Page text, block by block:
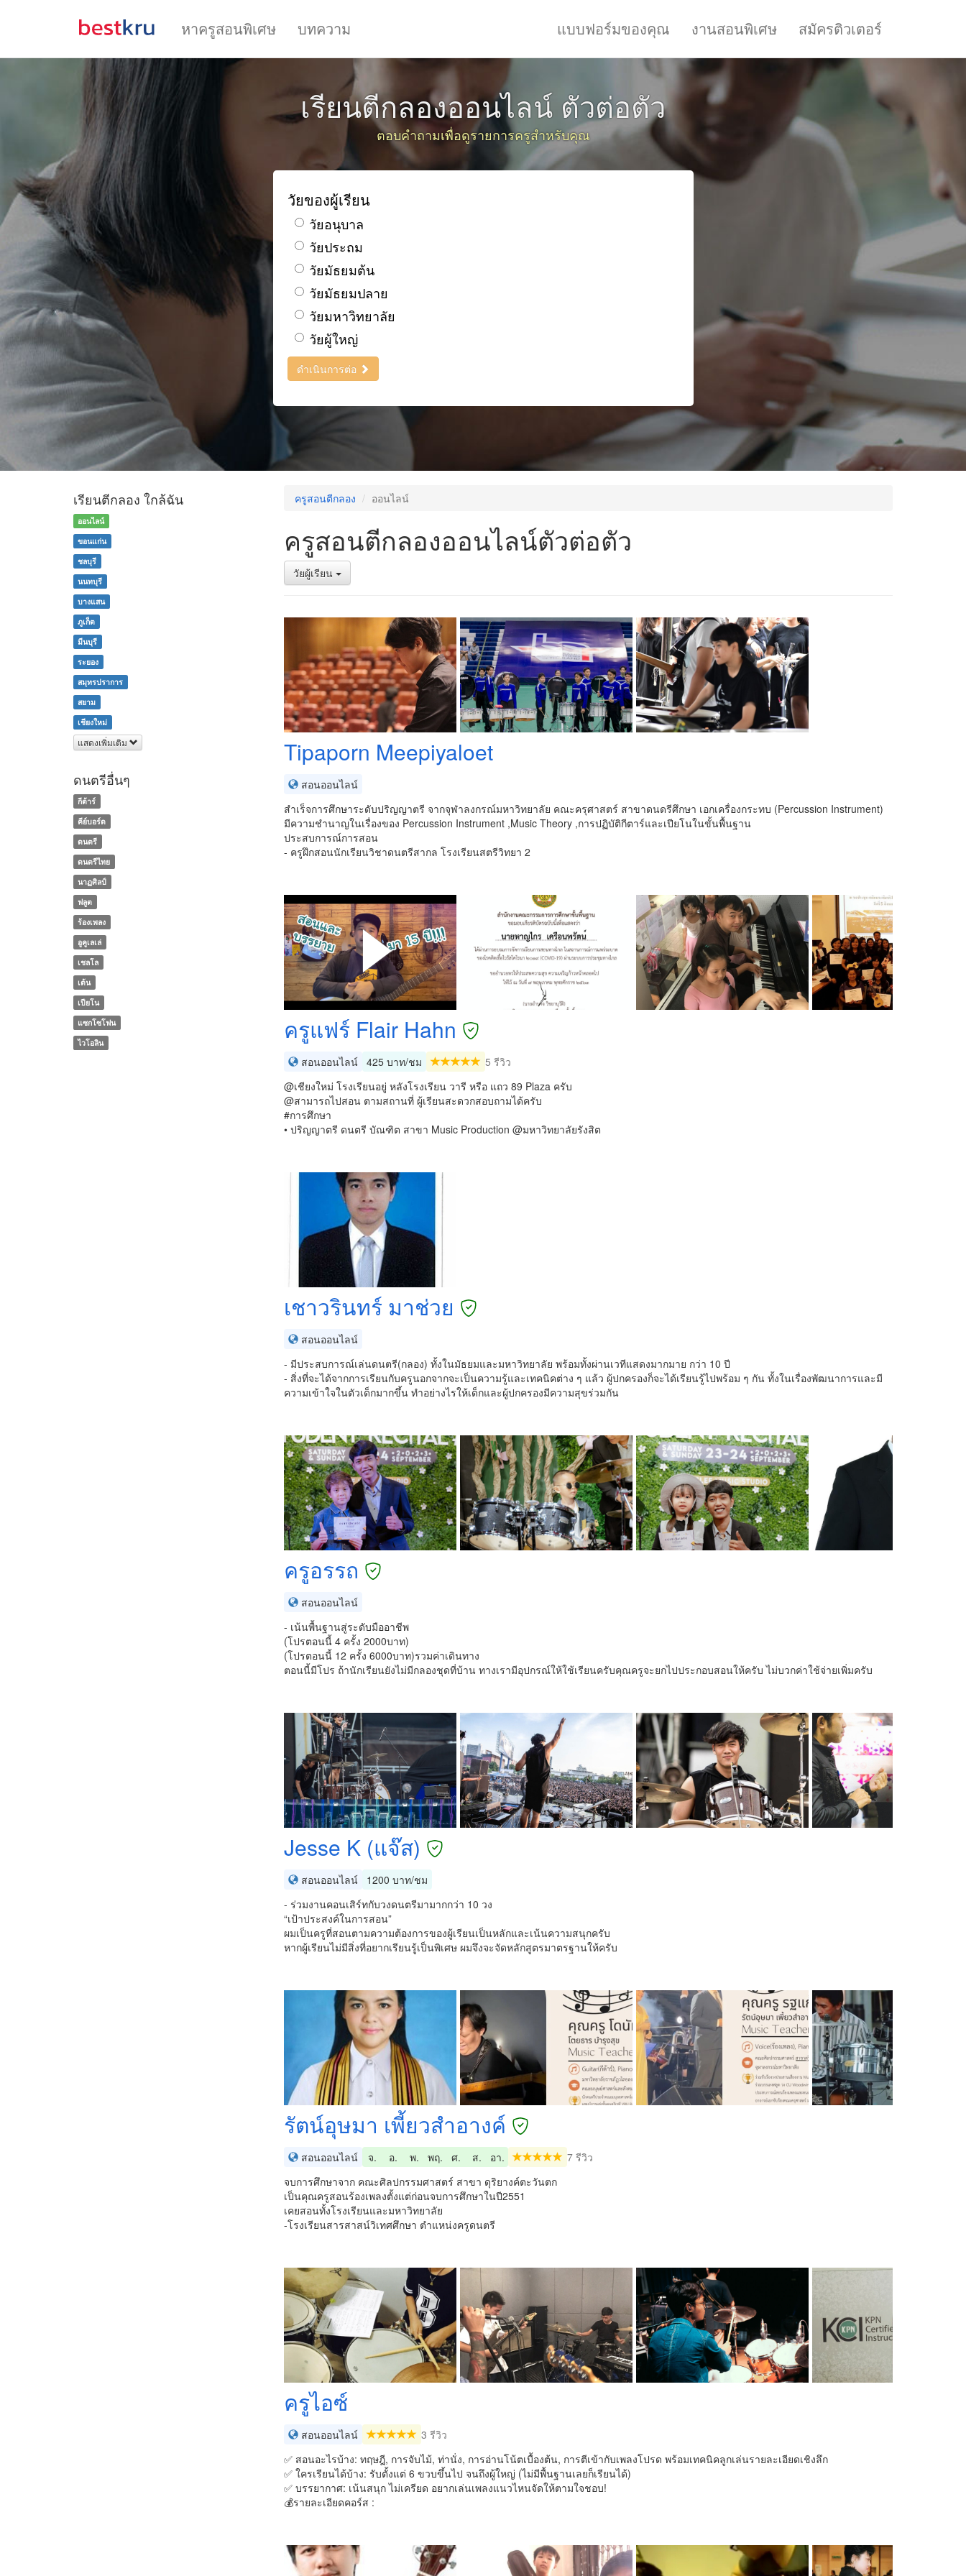
หาครูสอนพิเศษ บทความ แบบฟอร์มของคุณ งานสอนพิเศษ สมัครติวเตอร์
เรียนตีกลองออนไลน์ ตัวต่อตัว
ตอบคำถามเพื่อดูรายการครูสำหรับคุณ
วัยของผู้เรียน
วัยอนุบาล
วัยประถม
วัยมัธยมต้น
วัยมัธยมปลาย
วัยมหาวิทยาลัย
วัยผู้ใหญ่
ดำเนินการต่อ
ครูสอนตีกลอง ออนไลน์
ครูสอนตีกลองออนไลน์ตัวต่อตัว
วัยผู้เรียน
Tipaporn Meepiyaloet
สอนออนไลน์
สำเร็จการศึกษาระดับปริญญาตรี จากจุฬาลงกรณ์มหาวิทยาลัย คณะครุศาสตร์ สาขาดนดรีศึกษา เอกเครื่องกระทบ (Percussion Instrument)
มีความชำนาญในเรื่องของ Percussion Instrument ,Music Theory ,การปฏิบัติกีตาร์และเปียโนในขั้นพื้นฐาน
ประสบการณ์การสอน
- ครูฝึกสอนนักเรียนวิชาดนตรีสากล โรงเรียนสตรีวิทยา 2
ครูแฟร์ Flair Hahn
สอนออนไลน์ 425 บาท/ชม
5 รีวิว
@เชียงใหม่ โรงเรียนอยู่ หลังโรงเรียน วารี หรือ แถว 89 Plaza ครับ
@สามารถไปสอน ตามสถานที่ ผู้เรียนสะดวกสอบถามได้ครับ
#การศึกษา
• ปริญญาตรี ดนตรี บัณฑิต สาขา Music Production @มหาวิทยาลัยรังสิต
เชาวรินทร์ มาช่วย
สอนออนไลน์
- มีประสบการณ์เล่นดนตรี(กลอง) ทั้งในมัธยมและมหาวิทยาลัย พร้อมทั้งผ่านเวทีแสดงมากมาย กว่า 10 ปี
- สิ่งที่จะได้จากการเรียนกับครูนอกจากจะเป็นความรู้และเทคนิคต่าง ๆ แล้ว ผู้ปกครองก็จะได้เรียนรู้ไปพร้อม ๆ กัน ทั้งในเรื่องพัฒนาการและมี
ความเข้าใจในตัวเด็กมากขึ้น ทำอย่างไรให้เด็กและผู้ปกครองมีความสุขร่วมกัน
ครูอรรถ
สอนออนไลน์
- เน้นพื้นฐานสู่ระดับมืออาชีพ
(โปรตอนนี้ 4 ครั้ง 2000บาท)
(โปรตอนนี้ 12 ครั้ง 6000บาท)รวมค่าเดินทาง
ตอนนี้มีโปร ถ้านักเรียนยังไม่มีกลองชุดที่บ้าน ทางเรามีอุปกรณ์ให้ใช้เรียนครับคุณครูจะยกไปประกอบสอนให้ครับ ไม่บวกค่าใช้จ่ายเพิ่มครับ
Jesse K (แจ๊ส)
สอนออนไลน์
1200 บาท/ชม
- ร่วมงานคอนเสิร์ทกับวงดนตรีมามากกว่า 10 วง
“เป้าประสงค์ในการสอน”
ผมเป็นครูที่สอนตามความต้องการของผู้เรียนเป็นหลักและเน้นความสนุกครับ
หากผู้เรียนไม่มีสิ่งที่อยากเรียนรู้เป็นพิเศษ ผมจึงจะจัดหลักสูตรมาตรฐานให้ครับ
รัตน์อุษมา เพี้ยวสำอางค์
สอนออนไลน์ จ. อ. พ. พฤ. ศ. ส. อา.
7 รีวิว
จบการศึกษาจาก คณะศิลปกรรมศาสตร์ สาขา ดุริยางค์ตะวันตก
เป็นคุณครูสอนร้องเพลงตั้งแต่ก่อนจบการศึกษาในปี2551
เคยสอนทั้งโรงเรียนและมหาวิทยาลัย
-โรงเรียนสารสาสน์วิเทศศึกษา ตำแหน่งครูดนตรี
ครูไอซ์
สอนออนไลน์
3 รีวิว
✅ สอนอะไรบ้าง: ทฤษฎี, การจับไม้, ท่านั่ง, การอ่านโน้ตเบื้องต้น, การตีเข้ากับเพลงโปรด พร้อมเทคนิคลูกเล่นรายละเอียดเชิงลึก
✅ ใครเรียนได้บ้าง: รับตั้งแต่ 6 ขวบขึ้นไป จนถึงผู้ใหญ่ (ไม่มีพื้นฐานเลยก็เรียนได้)
✅ บรรยากาศ: เน้นสนุก ไม่เครียด อยากเล่นเพลงแนวไหนจัดให้ตามใจชอบ!
💰รายละเอียดคอร์ส :
เรียนตีกลอง ใกล้ฉัน
ออนไลน์
ขอนแก่น
ชลบุรี
นนทบุรี
บางแสน
ภูเก็ต
มีนบุรี
ระยอง
สมุทรปราการ
สยาม
เชียงใหม่
แสดงเพิ่มเติม
ดนตรีอื่นๆ
กีต้าร์
คีย์บอร์ด
ดนตรี
ดนตรีไทย
นาฏศิลป์
ฟลูต
ร้องเพลง
อูคูเลเล่
เชลโล
เต้น
เปียโน
แซกโซโฟน
ไวโอลิน